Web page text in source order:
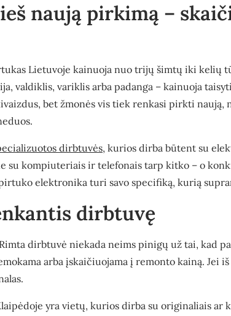
naują pirkimą –
Lietuvoje kainuoja nuo trijų šimtų iki kelių
valdiklis, variklis arba padanga – kainuoja
bet žmonės vis tiek renkasi pirkti naują,
dirbtuvės, kurios dirba būtent su
su kompiuteriais ir telefonais tarp kitko – o
elektronika turi savo specifiką, kurią
dirbtuvę
dirbtuvė niekada neims pinigų už tai, kad
arba įskaičiuojama į remonto kainą. Jei
yra vietų, kurios dirba su originaliais ar